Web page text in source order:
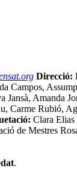
Direcció:
Campos,
Jansà, Amanda
Carme Rubió,
Clara Elias
de Mestres
.